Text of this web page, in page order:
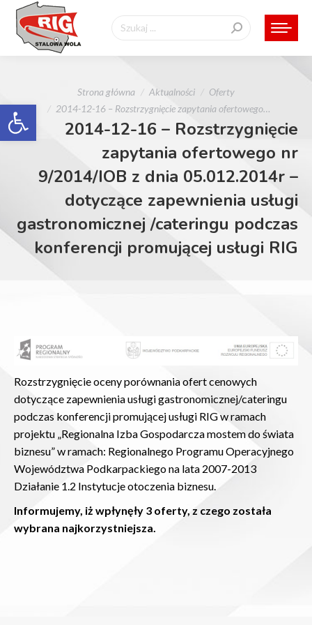
Otwórz pasek narzędzi
Szukaj:
Strona główna Aktualności
Oferty
2014-12-16 – Rozstrzygnięcie zapytania ofertowego…
2014-12-16 – Rozstrzygnięcie
zapytania ofertowego nr
9/2014/IOB z dnia 05.012.2014r –
dotyczące zapewnienia usługi
gastronomicznej /cateringu podczas
konferencji promującej usługi RIG
Rozstrzygnięcie oceny porównania ofert cenowych
dotyczące zapewnienia usługi gastronomicznej/cateringu
podczas konferencji promującej usługi RIG w ramach
projektu „Regionalna Izba Gospodarcza mostem do świata
biznesu” w ramach: Regionalnego Programu Operacyjnego
Województwa Podkarpackiego na lata 2007-2013
Działanie 1.2 Instytucje otoczenia biznesu.
Informujemy, iż wpłynęły 3 oferty, z czego została
wybrana najkorzystniejsza.